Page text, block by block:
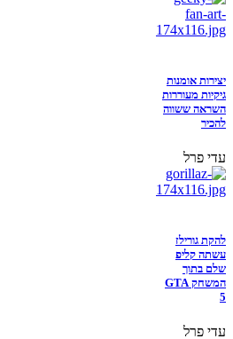
יצירות אומנות
גיקיות מעוררות
השראה ששווה
להכיר
עדי פרל
להקת גורילז
עשתה קליפ
שלם בתוך
המשחק GTA
5
עדי פרל